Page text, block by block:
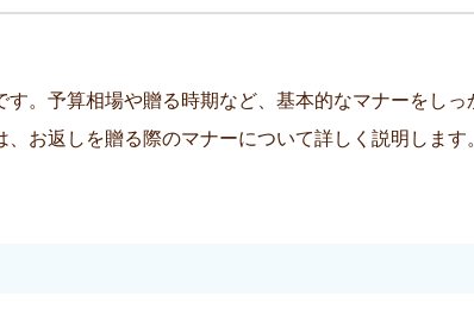
。予算相場や贈る時期など、基本的なマナーをしっ
お返しを贈る際のマナーについて詳しく説明します